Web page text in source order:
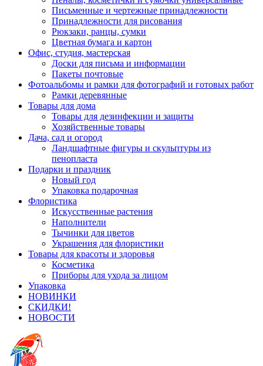
Письменные и чертежные принадлежности
Принадлежности для рисования
Рюкзаки, ранцы, сумки
Цветная бумага и картон
Офис, студия, мастерская
Доски для письма и информации
Пакеты почтовые
Фотоальбомы и рамки для фотографий и готовых работ
Рамки деревянные
Товары для дома
Товары для дезинфекции и защиты
Хозяйственные товары
Дача, сад и огород
Ландшафтные фигуры и скульптуры из
пенопласта
Подарки и праздник
Новый год
Упаковка подарочная
Флористика
Искусственные растения
Наполнители
Тычинки для цветов
Украшения для флористики
Товары для красоты и здоровья
Косметика
Приборы для ухода за лицом
Упаковка
НОВИНКИ
СКИДКИ!
НОВОСТИ